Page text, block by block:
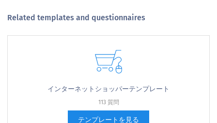
Related templates and questionnaires
インターネットショッパーテンプレート
113 質問
テンプレートを見る